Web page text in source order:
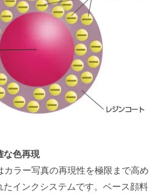
な色再現
カラー写真の再現性を極限まで高め
たインクシステムです。ベース顔料